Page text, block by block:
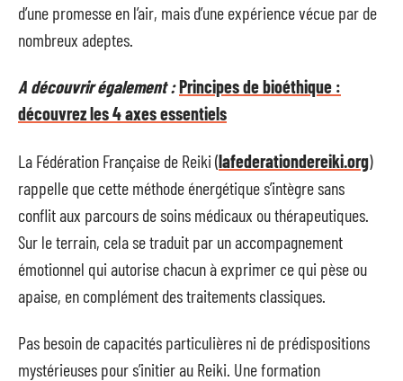
d’une promesse en l’air, mais d’une expérience vécue par de
nombreux adeptes.
A découvrir également :Principes de bioéthique :
découvrez les 4 axes essentiels
La Fédération Française de Reiki (lafederationdereiki.org)
rappelle que cette méthode énergétique s’intègre sans
conflit aux parcours de soins médicaux ou thérapeutiques.
Sur le terrain, cela se traduit par un accompagnement
émotionnel qui autorise chacun à exprimer ce qui pèse ou
apaise, en complément des traitements classiques.
Pas besoin de capacités particulières ni de prédispositions
mystérieuses pour s’initier au Reiki. Une formation